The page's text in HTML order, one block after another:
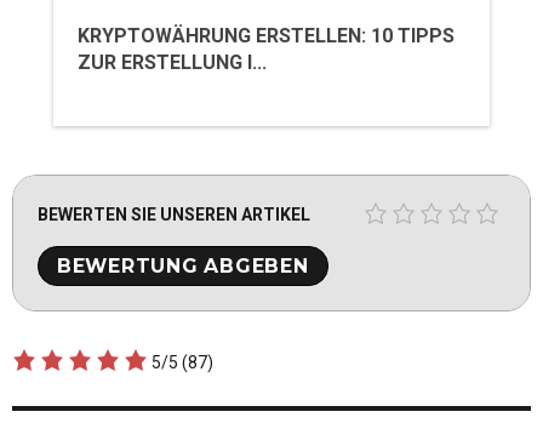
KRYPTOWÄHRUNG ERSTELLEN: 10 TIPPS
ZUR ERSTELLUNG I...
BEWERTEN SIE UNSEREN ARTIKEL
5/5 (87)